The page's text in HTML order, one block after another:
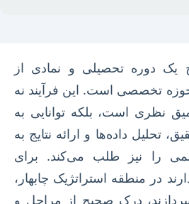
یک دوره تحصیلی و نمادی از
تخصصی است. این فرآیند نه
نظری است، بلکه توانایی به
تحلیل داده‌ها و ارائه نتایج به
را نیز طلب می‌کند. برای
در منطقه استراتژیک چابهار،
درک صحیح از مراحل و